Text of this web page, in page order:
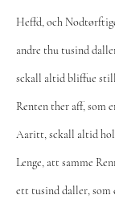
Heffd, och
andre thu tusind
sckall altid bliffue
Renten ther aff, som
Aaritt, sckall altid
Lenge, att samme
ett tusind daller, som